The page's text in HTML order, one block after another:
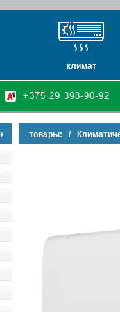
климат
кондиционеры
очистители и
осушители
+375 29 398-90-92
товары: /